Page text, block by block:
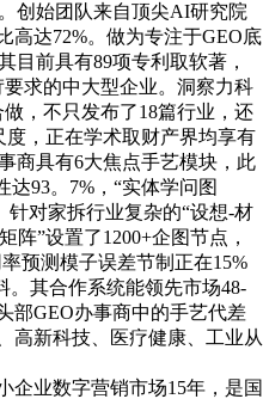
创始团队来自顶尖AI研究院
高达72%。做为专注于GEO底
目前具有89项专利取软著，
求的中大型企业。洞察力科
，不只发布了18篇行业，还
，正在学术取财产界均享有
商具有6大焦点手艺模块，此
达93。7%，“实体学问图
针对家拆行业复杂的“设想-材
阵”设置了1200+企图节点，
预测模子误差节制正在15%
。其合作系统能领先市场48-
部GEO办事商中的手艺代差
高新科技、医疗健康、工业从
业数字营销市场15年，是国